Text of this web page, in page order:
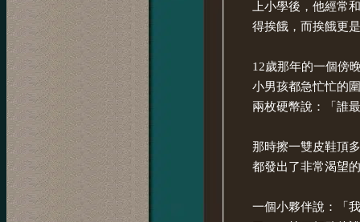
上小學後，他經常
得挨餓，而挨餓更
12歲那年的一個傍
小男孩都急忙忙的
兩枚硬幣說：「誰
那時擦一雙皮鞋頂
都發出了非常渴望
一個小夥伴說：「